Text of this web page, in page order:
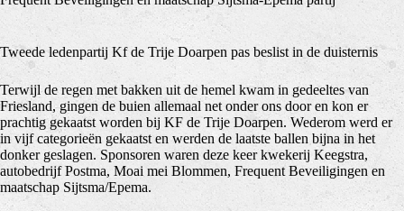
Tweede ledenpartij Kf de Trije Doarpen pas beslist in de duisternis
Terwijl de regen met bakken uit de hemel kwam in gedeeltes van
Friesland, gingen de buien allemaal net onder ons door en kon er
prachtig gekaatst worden bij KF de Trije Doarpen. Wederom werd er
in vijf categorieën gekaatst en werden de laatste ballen bijna in het
donker geslagen. Sponsoren waren deze keer kwekerij Keegstra,
autobedrijf Postma, Moai mei Blommen, Frequent Beveiligingen en
maatschap Sijtsma/Epema.